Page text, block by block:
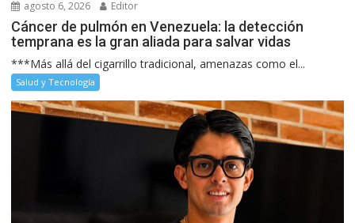
agosto 6, 2026 Editor
Cáncer de pulmón en Venezuela: la detección
temprana es la gran aliada para salvar vidas
***Más allá del cigarrillo tradicional, amenazas como el...
Salud y Tecnología